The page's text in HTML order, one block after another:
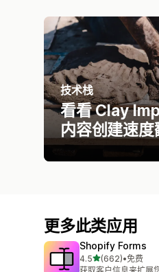
技术栈
看看 Clay
内容创建速度
更多此类应用
Shopify Forms
4.5星（满分 5 星）
(662)
总共 662 条评论
•免费